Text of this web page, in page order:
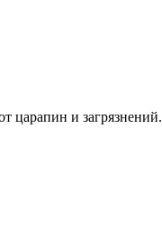
царапин и загрязнений.